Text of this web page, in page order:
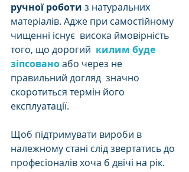
ручної роботи з натуральних
матеріалів. Адже при самостійному
чищенні існує  висока ймовірність
того, що дорогий килим буде
зіпсовано або через не
правильний догляд  значно
скоротиться термін його
експлуатації.
Щоб підтримувати вироби в
належному стані слід звертатись до
професіоналів хоча б двічі на рік.